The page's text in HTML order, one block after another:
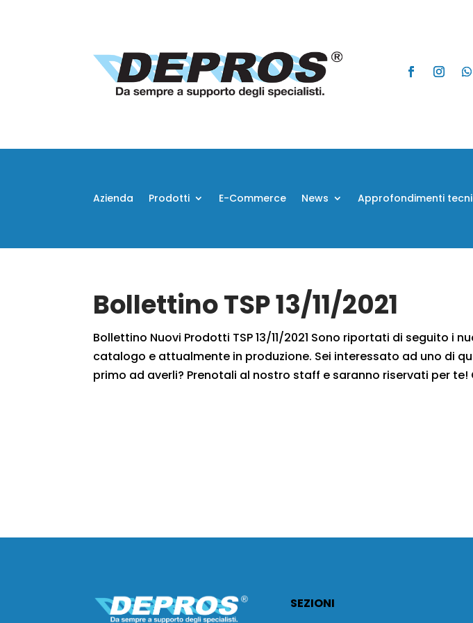
Azienda Prodotti E-Commerce News Approfondimenti
Bollettino TSP 13/11/2021
Bollettino Nuovi Prodotti TSP 13/11/2021 Sono riportati di seguito i
catalogo e attualmente in produzione. Sei interessato ad uno di
primo ad averli? Prenotali al nostro staff e saranno riservati per te!
SEZIONI